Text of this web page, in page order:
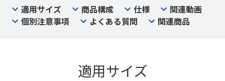
適用サイズ 商品構成 仕様
関連動画
個別注意事項
よくある質問 関連商品
適用サイズ